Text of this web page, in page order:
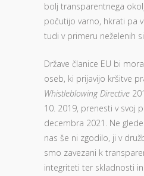
bolj transparentnega
počutijo varno, hkrati pa
tudi v primeru neželenih
Države članice EU bi
oseb, ki prijavijo kršitve
Whistleblowing Directive
10. 2019, prenesti v svoj
decembra 2021. Ne
nas še ni zgodilo, ji v
smo zavezani k
integriteti ter skladnosti